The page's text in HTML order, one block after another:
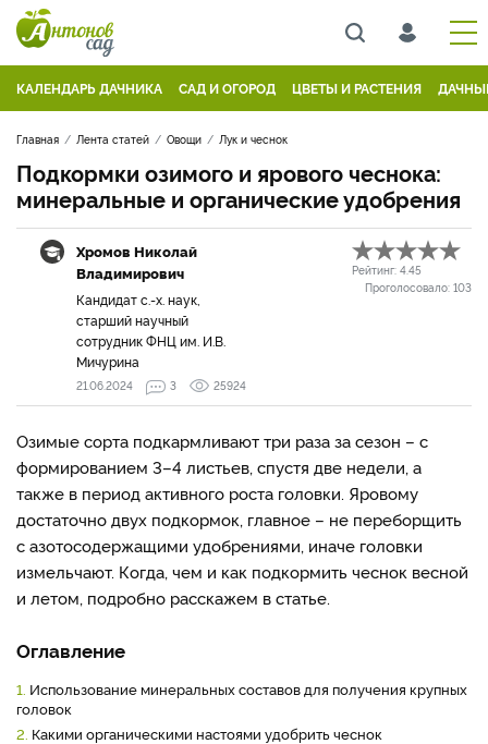
КАЛЕНДАРЬ ДАЧНИКА САД И ОГОРОД ЦВЕТЫ И РАСТЕНИЯ
Главная Лента статей Овощи Лук и чеснок
Подкормки озимого и ярового чеснока:
минеральные и органические удобрения
Хромов Николай
Владимирович
Кандидат с.-х. наук,
старший научный
сотрудник ФНЦ им. И.В.
Мичурина
Рейтинг: 4.45
Проголосовало: 103
21.06.2024 3 25924
Озимые сорта подкармливают три раза за сезон – с
формированием 3–4 листьев, спустя две недели, а
также в период активного роста головки. Яровому
достаточно двух подкормок, главное – не переборщить
с азотосодержащими удобрениями, иначе головки
измельчают. Когда, чем и как подкормить чеснок весной
и летом, подробно расскажем в статье.
Оглавление
1. Использование минеральных составов для получения крупных
головок
2. Какими органическими настоями удобрить чеснок